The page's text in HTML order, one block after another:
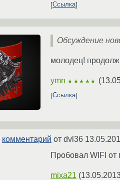
Ссылка
Обсуждение
молодец!
ymn ★★★★★ (
Ссылка
комментарий от dvl36
Пробовал WIFI от
mixa21 (